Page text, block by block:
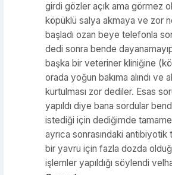
girdi gözler açık ama görmez
köpüklü salya akmaya ve zor
başladı ozan beye telefonla
dedi sonra bende
başka bir veteriner kliniğine
orada yoğun bakıma alındı ve
kurtulması zor dediler. Esas
yapıldı diye bana sordular
istediği için dediğimde
ayrıca sonrasındaki
bir yavru için fazla dozda
işlemler yapıldığı söylendi